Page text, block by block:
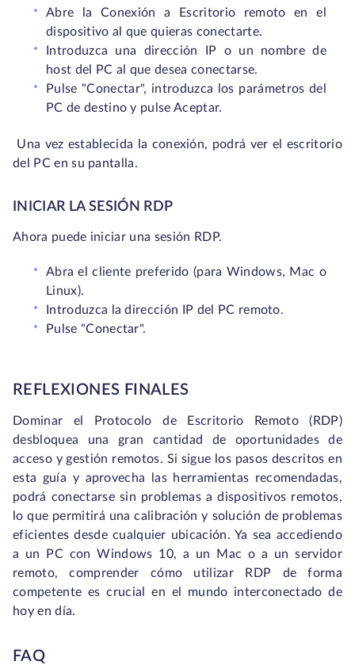
Abre la Conexión a Escritorio remoto en el
dispositivo al que quieras conectarte.
Introduzca una dirección IP o un nombre de
host del PC al que desea conectarse.
Pulse "Conectar", introduzca los parámetros del
PC de destino y pulse Aceptar.
Una vez establecida la conexión, podrá ver el escritorio
del PC en su pantalla.
INICIAR LA SESIÓN RDP
Ahora puede iniciar una sesión RDP.
Abra el cliente preferido (para Windows, Mac o
Linux).
Introduzca la dirección IP del PC remoto.
Pulse "Conectar".
REFLEXIONES FINALES
Dominar el Protocolo de Escritorio Remoto (RDP)
desbloquea una gran cantidad de oportunidades de
acceso y gestión remotos. Si sigue los pasos descritos en
esta guía y aprovecha las herramientas recomendadas,
podrá conectarse sin problemas a dispositivos remotos,
lo que permitirá una calibración y solución de problemas
eficientes desde cualquier ubicación. Ya sea accediendo
a un PC con Windows 10, a un Mac o a un servidor
remoto, comprender cómo utilizar RDP de forma
competente es crucial en el mundo interconectado de
hoy en día.
FAQ